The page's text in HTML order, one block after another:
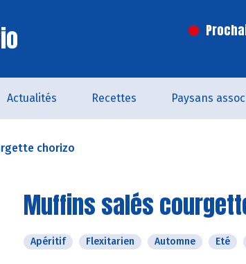
Actualités Recettes Paysans
chorizo
Muffins salés
Apéritif Flexitarien Automne Eté